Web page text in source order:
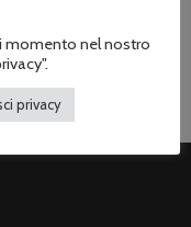
momento nel nostro
privacy